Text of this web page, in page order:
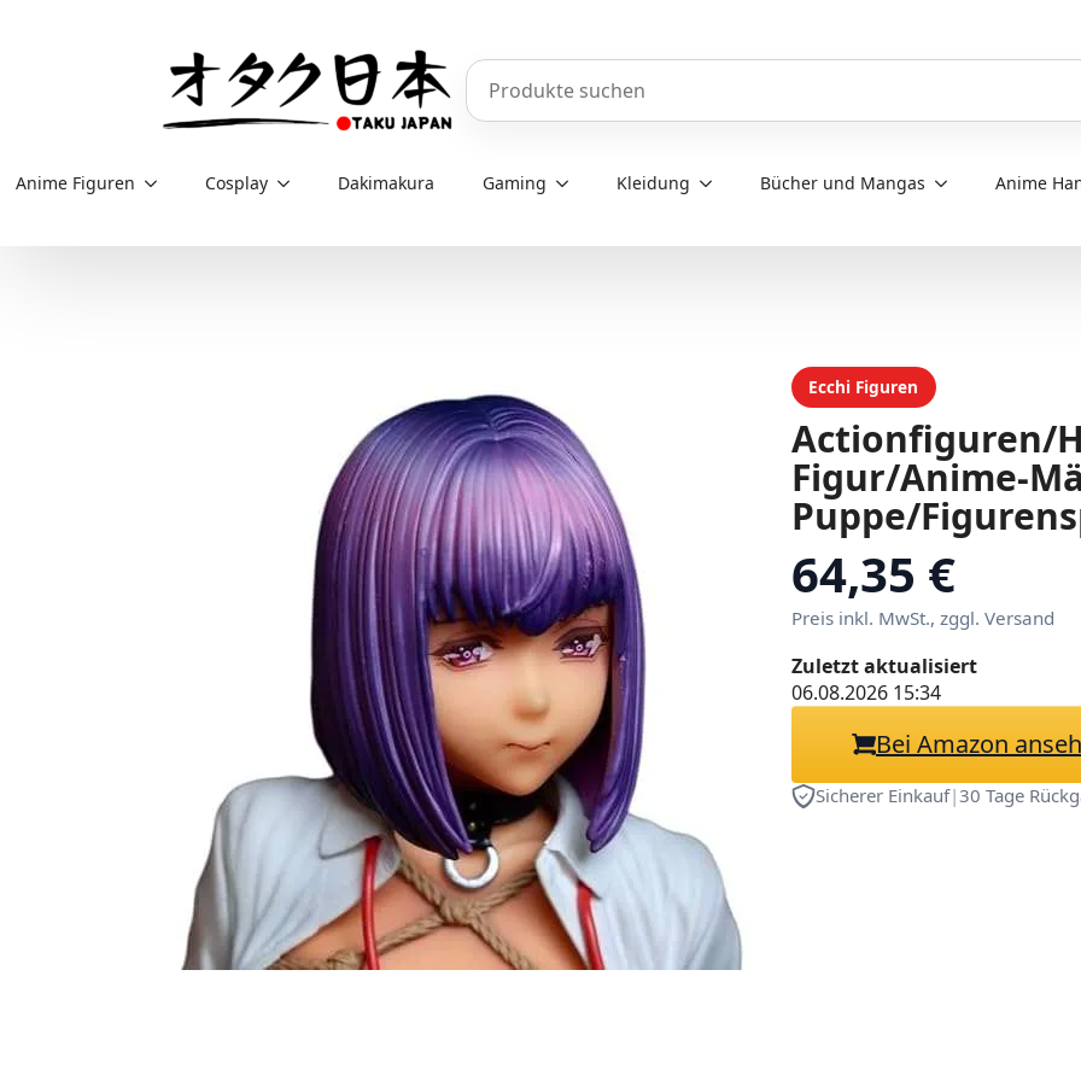
Produkte durchsuchen
Anime Figuren Cosplay Dakimakura Gaming Kleidung Bücher und Mangas Anime
Ecchi Figuren
Actionfiguren/
Figur/Anime-
Puppe/
Sammlung/
Kleidung/
Display/PVC/1/7.
64,35 €
Preis inkl. MwSt., zggl. Versand
Zuletzt aktualisiert
06.08.2026 15:34
Bei Amazon
Sicherer Einkauf|30 Tage